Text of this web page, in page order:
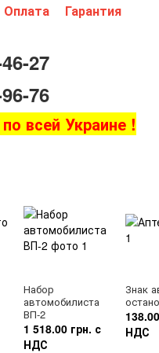
Оплата Гарантия
27
76
всей Украине !
Набор
автомобилиста
ВП-2
1 518.00 грн. с
НДС
Знак
НДС